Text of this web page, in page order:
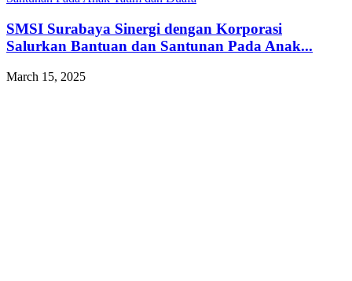
SMSI Surabaya Sinergi dengan Korporasi
Salurkan Bantuan dan Santunan Pada Anak...
March 15, 2025